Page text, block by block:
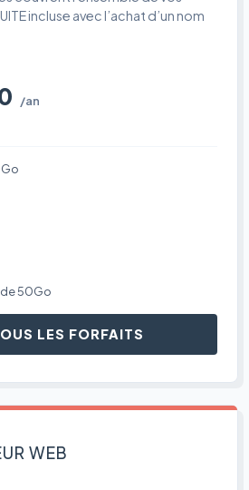
incluse avec l’achat d’un nom
/an
50Go
LES FORFAITS
WEB